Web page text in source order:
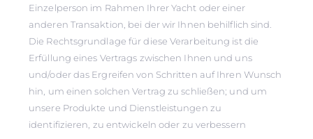
Einzelperson im Rahmen Ihrer Yacht oder einer
anderen Transaktion, bei der wir Ihnen behilflich sind.
Die Rechtsgrundlage für diese Verarbeitung ist die
Erfüllung eines Vertrags zwischen Ihnen und uns
und/oder das Ergreifen von Schritten auf Ihren Wunsch
hin, um einen solchen Vertrag zu schließen; und um
unsere Produkte und Dienstleistungen zu
identifizieren, zu entwickeln oder zu verbessern